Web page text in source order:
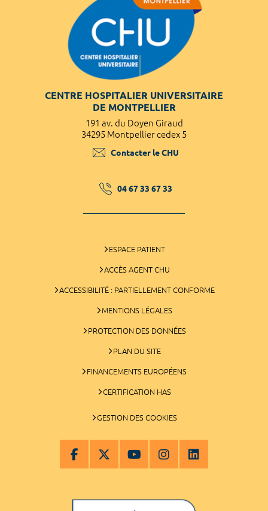
CENTRE HOSPITALIER UNIVERSITAIRE
DE MONTPELLIER
191 av. du Doyen Giraud
34295 Montpellier cedex 5
Contacter le CHU
04 67 33 67 33
ESPACE PATIENT
ACCÈS AGENT CHU
ACCESSIBILITÉ : PARTIELLEMENT CONFORME
MENTIONS LÉGALES
PROTECTION DES DONNÉES
PLAN DU SITE
FINANCEMENTS EUROPÉENS
CERTIFICATION HAS
GESTION DES COOKIES